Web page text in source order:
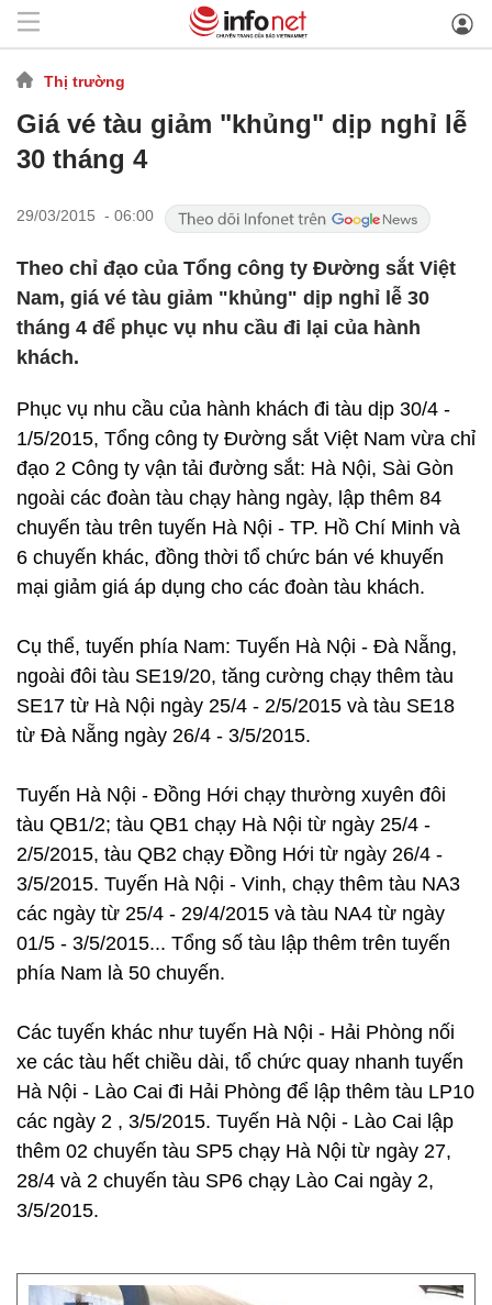
Thị trường
Giá vé tàu giảm "khủng" dịp nghỉ lễ
30 tháng 4
29/03/2015 - 06:00
Theo chỉ đạo của Tổng công ty Đường sắt Việt
Nam, giá vé tàu giảm "khủng" dịp nghỉ lễ 30
tháng 4 để phục vụ nhu cầu đi lại của hành
khách.
Phục vụ nhu cầu của hành khách đi tàu dịp 30/4 -
1/5/2015, Tổng công ty Đường sắt Việt Nam vừa chỉ
đạo 2 Công ty vận tải đường sắt: Hà Nội, Sài Gòn
ngoài các đoàn tàu chạy hàng ngày, lập thêm 84
chuyến tàu trên tuyến Hà Nội - TP. Hồ Chí Minh và
6 chuyến khác, đồng thời tổ chức bán vé khuyến
mại giảm giá áp dụng cho các đoàn tàu khách.
Cụ thể, tuyến phía Nam: Tuyến Hà Nội - Đà Nẵng,
ngoài đôi tàu SE19/20, tăng cường chạy thêm tàu
SE17 từ Hà Nội ngày 25/4 - 2/5/2015 và tàu SE18
từ Đà Nẵng ngày 26/4 - 3/5/2015.
Tuyến Hà Nội - Đồng Hới chạy thường xuyên đôi
tàu QB1/2; tàu QB1 chạy Hà Nội từ ngày 25/4 -
2/5/2015, tàu QB2 chạy Đồng Hới từ ngày 26/4 -
3/5/2015. Tuyến Hà Nội - Vinh, chạy thêm tàu NA3
các ngày từ 25/4 - 29/4/2015 và tàu NA4 từ ngày
01/5 - 3/5/2015... Tổng số tàu lập thêm trên tuyến
phía Nam là 50 chuyến.
Các tuyến khác như tuyến Hà Nội - Hải Phòng nối
xe các tàu hết chiều dài, tổ chức quay nhanh tuyến
Hà Nội - Lào Cai đi Hải Phòng để lập thêm tàu LP10
các ngày 2 , 3/5/2015. Tuyến Hà Nội - Lào Cai lập
thêm 02 chuyến tàu SP5 chạy Hà Nội từ ngày 27,
28/4 và 2 chuyến tàu SP6 chạy Lào Cai ngày 2,
3/5/2015.